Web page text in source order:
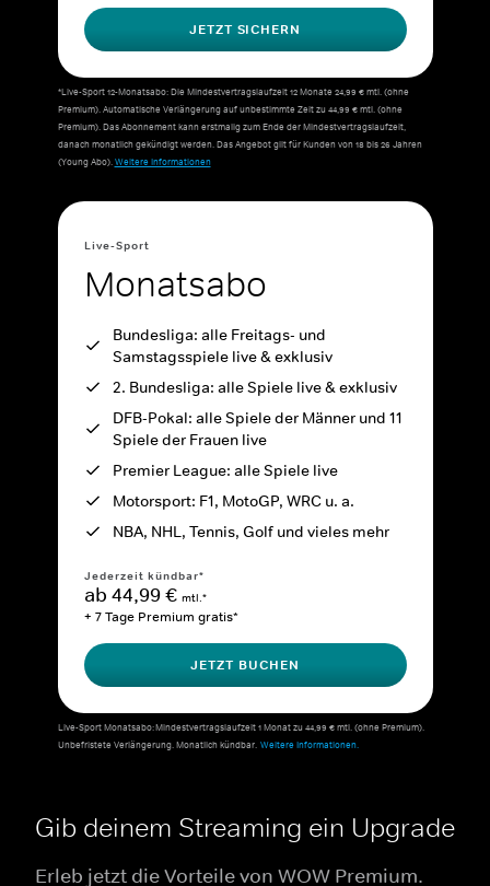
JETZT SICHERN
*Live-Sport 12-Monatsabo: Die Mindestvertragslaufzeit 12 Monate 24,99 € mtl. (ohne
Premium). Automatische Verlängerung auf unbestimmte Zeit zu 44,99 € mtl. (ohne
Premium). Das Abonnement kann erstmalig zum Ende der Mindestvertragslaufzeit,
danach monatlich gekündigt werden. Das Angebot gilt für Kunden von 18 bis 26 Jahren
(Young Abo).Weitere Informationen
Live-Sport
Monatsabo
Bundesliga: alle Freitags- und
Samstagsspiele live & exklusiv
2. Bundesliga: alle Spiele live & exklusiv
DFB-Pokal: alle Spiele der Männer und 11
Spiele der Frauen live
Premier League: alle Spiele live
Motorsport: F1, MotoGP, WRC u. a.
NBA, NHL, Tennis, Golf und vieles mehr
Jederzeit kündbar*
ab 44,99 € mtl.*
+ 7 Tage Premium gratis*
JETZT BUCHEN
Live-Sport Monatsabo: Mindestvertragslaufzeit 1 Monat zu 44,99 € mtl. (ohne Premium).
Unbefristete Verlängerung. Monatlich kündbar. Weitere Informationen.
Gib deinem Streaming ein Upgrade
Erleb jetzt die Vorteile von WOW Premium.